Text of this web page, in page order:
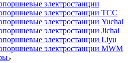
электростанции
электростанции ТСС
электростанции Yuchai
электростанции Jichai
электростанции Liyu
электростанции MWM